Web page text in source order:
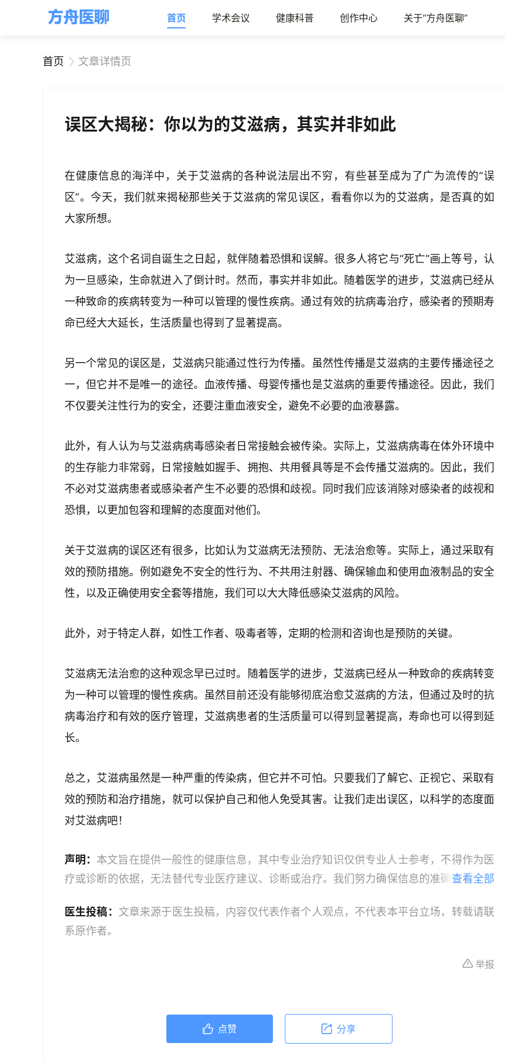
首页 学术会议 健康科普 创作中心 关于“方舟医聊”
首页 文章详情页
误区大揭秘：你以为的艾滋病，其实并非如此
在健康信息的海洋中，关于艾滋病的各种说法层出不穷，有些甚至成为了广为流传的“误
区”。今天，我们就来揭秘那些关于艾滋病的常见误区，看看你以为的艾滋病，是否真的如
大家所想。
艾滋病，这个名词自诞生之日起，就伴随着恐惧和误解。很多人将它与“死亡”画上等号，认
为一旦感染，生命就进入了倒计时。然而，事实并非如此。随着医学的进步，艾滋病已经从
一种致命的疾病转变为一种可以管理的慢性疾病。通过有效的抗病毒治疗，感染者的预期寿
命已经大大延长，生活质量也得到了显著提高。
另一个常见的误区是，艾滋病只能通过性行为传播。虽然性传播是艾滋病的主要传播途径之
一，但它并不是唯一的途径。血液传播、母婴传播也是艾滋病的重要传播途径。因此，我们
不仅要关注性行为的安全，还要注重血液安全，避免不必要的血液暴露。
此外，有人认为与艾滋病病毒感染者日常接触会被传染。实际上，艾滋病病毒在体外环境中
的生存能力非常弱，日常接触如握手、拥抱、共用餐具等是不会传播艾滋病的。因此，我们
不必对艾滋病患者或感染者产生不必要的恐惧和歧视。同时我们应该消除对感染者的歧视和
恐惧，以更加包容和理解的态度面对他们。
关于艾滋病的误区还有很多，比如认为艾滋病无法预防、无法治愈等。实际上，通过采取有
效的预防措施。例如避免不安全的性行为、不共用注射器、确保输血和使用血液制品的安全
性，以及正确使用安全套等措施，我们可以大大降低感染艾滋病的风险。
此外，对于特定人群，如性工作者、吸毒者等，定期的检测和咨询也是预防的关键。
艾滋病无法治愈的这种观念早已过时。随着医学的进步，艾滋病已经从一种致命的疾病转变
为一种可以管理的慢性疾病。虽然目前还没有能够彻底治愈艾滋病的方法，但通过及时的抗
病毒治疗和有效的医疗管理，艾滋病患者的生活质量可以得到显著提高，寿命也可以得到延
长。
总之，艾滋病虽然是一种严重的传染病，但它并不可怕。只要我们了解它、正视它、采取有
效的预防和治疗措施，就可以保护自己和他人免受其害。让我们走出误区，以科学的态度面
对艾滋病吧！
声明： 本文旨在提供一般性的健康信息，其中专业治疗知识仅供专业人士参考，不得作为医
疗或诊断的依据，无法替代专业医疗建议、诊断或治疗。我们努力确保信息的准确性，但本
策时，应咨询合格的医疗专业人员。对于依据本文内容采取的任何行动，本文作者、出版方
或任何相关第三方不承担任何责任。若身体不适或需要咨询专业医疗问题，请前往专业医疗
查看全部
医生投稿： 文章来源于医生投稿，内容仅代表作者个人观点，不代表本平台立场，转载请联
系原作者。
举报
点赞 分享